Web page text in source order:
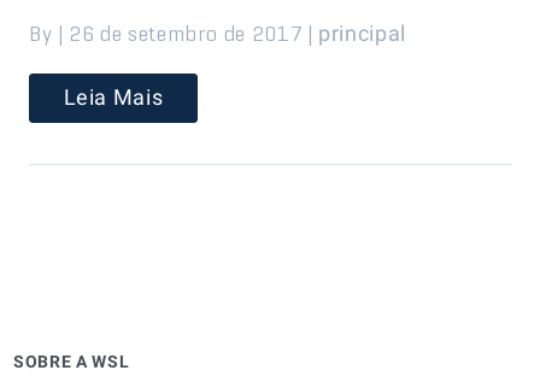
By | 26 de setembro de 2017 | principal
Leia Mais
SOBRE A WSL